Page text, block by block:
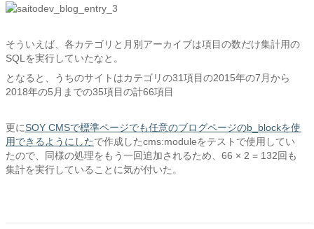
そういえば、各カテゴリと月別アーカイブは項目の数だけ集計用の
SQLを実行していたなと。
となると、うちのサイトはカテゴリの31項目の2015年の7月から
2018年の5月までの35項目の計66項目
更にSOY CMSで標準ページでも任意のブログページのb_blockを使
用できるようにしたで作成したcms:moduleをテストで使用してい
たので、同様の処理をもう一回追加されるため、66 × 2 = 132回も
集計を実行していることに気が付いた。